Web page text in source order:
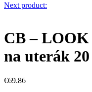
Next product:
CB – LOOK
na uterák
€69.86